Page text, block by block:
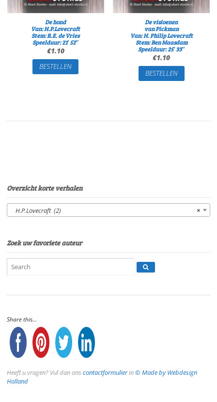
De hond
Van: H.P.Lovecraft
Stem: R.E. de Vries
Speelduur: 21′ 52″
€1.10
BESTELLEN
De visioenen
van Pickman
Van: H. Philip Lovecraft
Stem: Ben Maasdam
Speelduur: 25′ 33″
€1.10
BESTELLEN
Overzicht korte verhalen
×
H.P.Lovecraft (2)
Zoek uw favoriete auteur
Share this...
Heeft u vragen? Vul dan ons contactformulierin© Made by Webdesign
Holland